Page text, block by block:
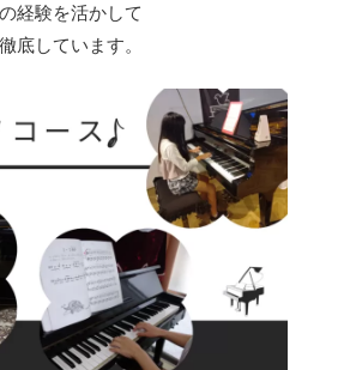
経験を活かして
底しています。